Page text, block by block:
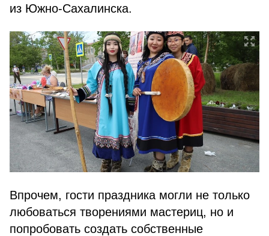
из Южно-Сахалинска.
Впрочем, гости праздника могли не только
любоваться творениями мастериц, но и
попробовать создать собственные